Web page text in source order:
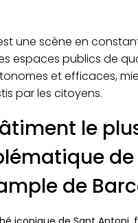
une scène en
espaces publics de
et efficaces,
par les citoyens.
le
de
de